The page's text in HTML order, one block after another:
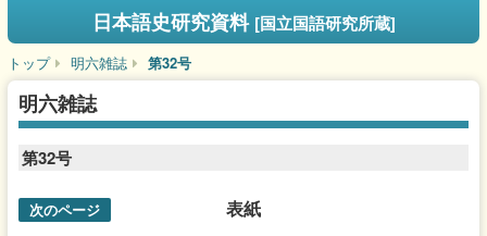
日本語史研究資料 [国立国語研究所蔵]
トップ 明六雑誌 第32号
明六雑誌
第32号
表紙
次のページ